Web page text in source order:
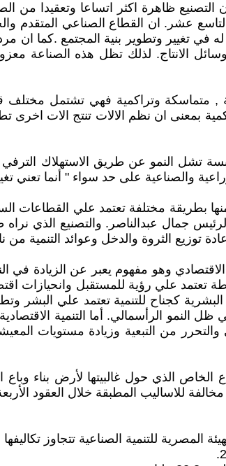
ظاهرة اكثر اتساعا وتعقيدا من
عشر. ان القطاع الصناعي المتقدم
له في تغيير وتطوير بنية المجتمع .كما
الانتاج. لذلك تظل هذه الصناعة
, متماسكة وتراكمية فهي تشتمل
بمعنى ان نظم الالات تنتج الات اخرى
تشل النمو عن طريق الاستهلاك
والصناعية على حد سواء " أنما
منها بطريقة مختلفة تعتمد علي
جمال عبدالناصر. والتصنيع الذي
توزيع الثروة والدخل وعوائد التنمية من
وهو مفهوم يعبر عن الزيادة في
تعتمد علي رؤية للمستقبل وانحيازات
كجناح للتنمية تعتمد علي البشر
النمو الرأسمالي. أما التنمية
من التبعية وزيادة مستويات
الذي حول غالبيتها لأرض بناء وباع
للاساليب المطبقة خلال العقود